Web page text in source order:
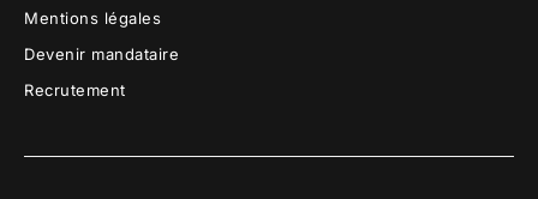
Mentions légales
Devenir mandataire
Recrutement